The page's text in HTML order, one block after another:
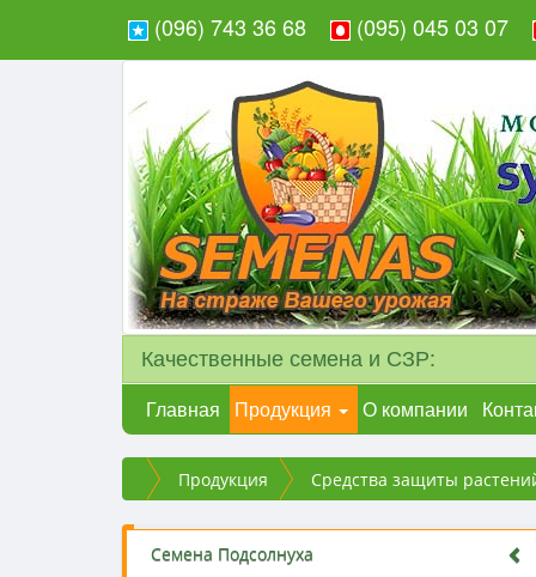
(096) 743 36 68 (095) 045 03 07
Качественные семена и СЗР:
Главная Продукция О компании
Продукция Средства защиты
Семена Подсолнуха